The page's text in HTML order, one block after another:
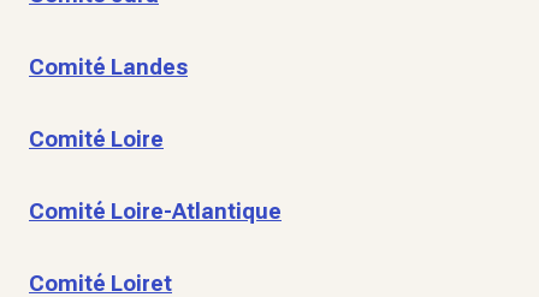
Comité Landes
Comité Loire
Comité Loire-Atlantique
Comité Loiret